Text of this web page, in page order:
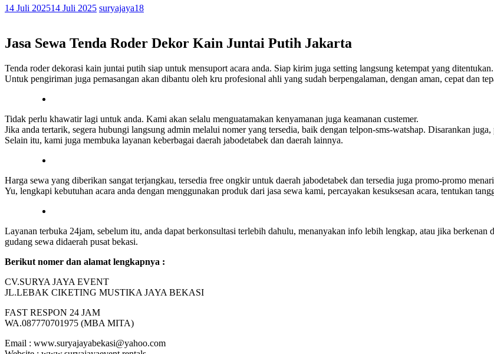
14 Juli 202514 Juli 2025 suryajaya18
Jasa Sewa Tenda Roder Dekor Kain Juntai Putih Jakarta
Tenda roder dekorasi kain juntai putih siap untuk mensuport acara anda. Siap kirim juga setting langsung ketempat yang ditentukan.
Untuk pengiriman juga pemasangan akan dibantu oleh kru profesional ahli yang sudah berpengalaman, dengan aman, cepat dan
Tidak perlu khawatir lagi untuk anda. Kami akan selalu menguatamakan kenyamanan juga keamanan custemer.
Jika anda tertarik, segera hubungi langsung admin melalui nomer yang tersedia, baik dengan telpon-sms-watshap. Disarankan
Selain itu, kami juga membuka layanan keberbagai daerah jabodetabek dan daerah lainnya.
Harga sewa yang diberikan sangat terjangkau, tersedia free ongkir untuk daerah jabodetabek dan tersedia juga promo-promo
Yu, lengkapi kebutuhan acara anda dengan menggunakan produk dari jasa sewa kami, percayakan kesuksesan acara, tentukan
Layanan terbuka 24jam, sebelum itu, anda dapat berkonsultasi terlebih dahulu, menanyakan info lebih lengkap, atau jika
gudang sewa didaerah pusat bekasi.
Berikut nomer dan alamat lengkapnya :
CV.SURYA JAYA EVENT
JL.LEBAK CIKETING MUSTIKA JAYA BEKASI
FAST RESPON 24 JAM
WA.087770701975 (MBA MITA)
Email : www.suryajayabekasi@yahoo.com